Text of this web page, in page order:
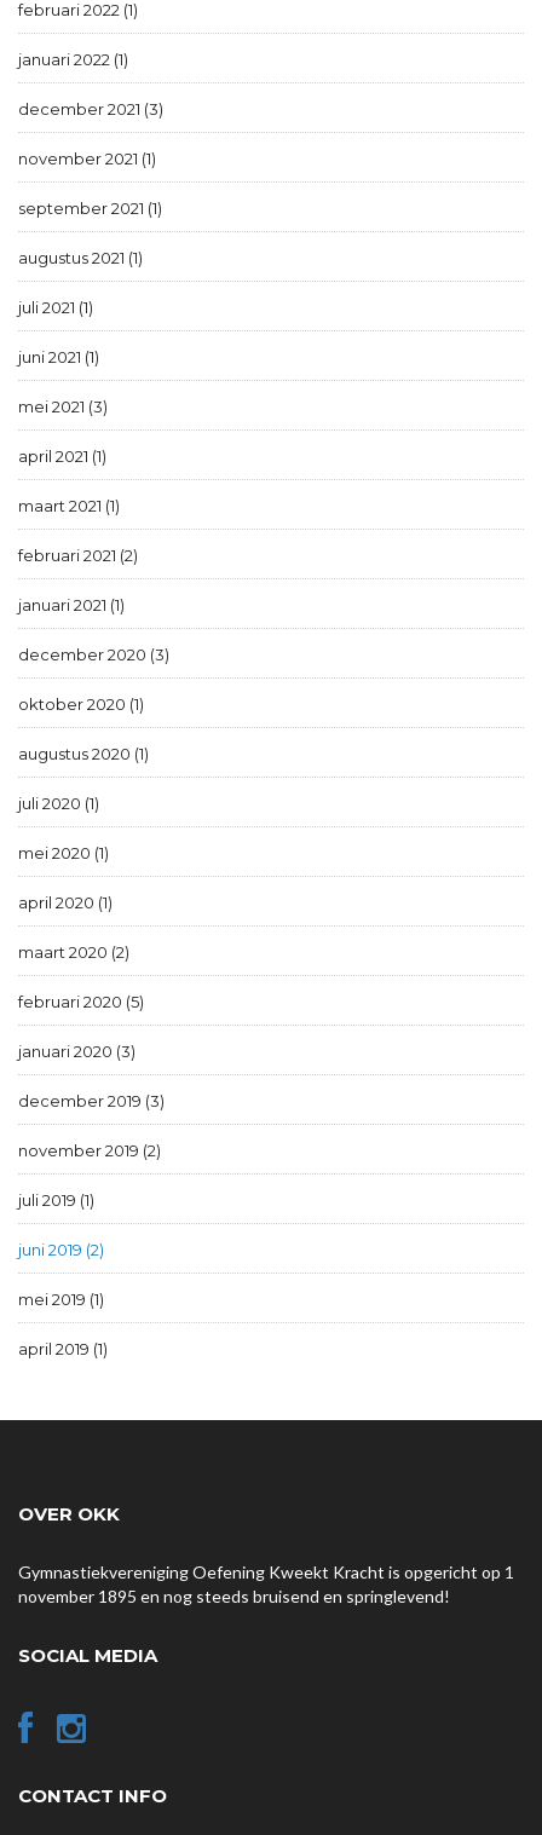
februari 2022 (1)
januari 2022 (1)
december 2021 (3)
november 2021 (1)
september 2021 (1)
augustus 2021 (1)
juli 2021 (1)
juni 2021 (1)
mei 2021 (3)
april 2021 (1)
maart 2021 (1)
februari 2021 (2)
januari 2021 (1)
december 2020 (3)
oktober 2020 (1)
augustus 2020 (1)
juli 2020 (1)
mei 2020 (1)
april 2020 (1)
maart 2020 (2)
februari 2020 (5)
januari 2020 (3)
december 2019 (3)
november 2019 (2)
juli 2019 (1)
juni 2019 (2)
mei 2019 (1)
april 2019 (1)
OVER OKK
Gymnastiekvereniging Oefening Kweekt Kracht is opgericht op 1
november 1895 en nog steeds bruisend en springlevend!
SOCIAL MEDIA
CONTACT INFO